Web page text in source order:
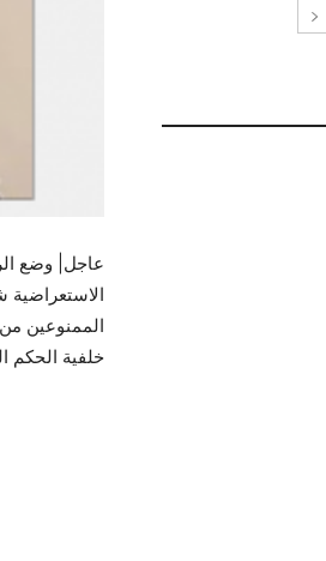
عاجل| وضع
الاستعراضية
خلفية الحكم الصادر من محكمة